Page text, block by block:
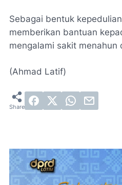
Sebagai bentuk
memberikan bantuan
mengalami sakit menahun
(Ahmad Latif)